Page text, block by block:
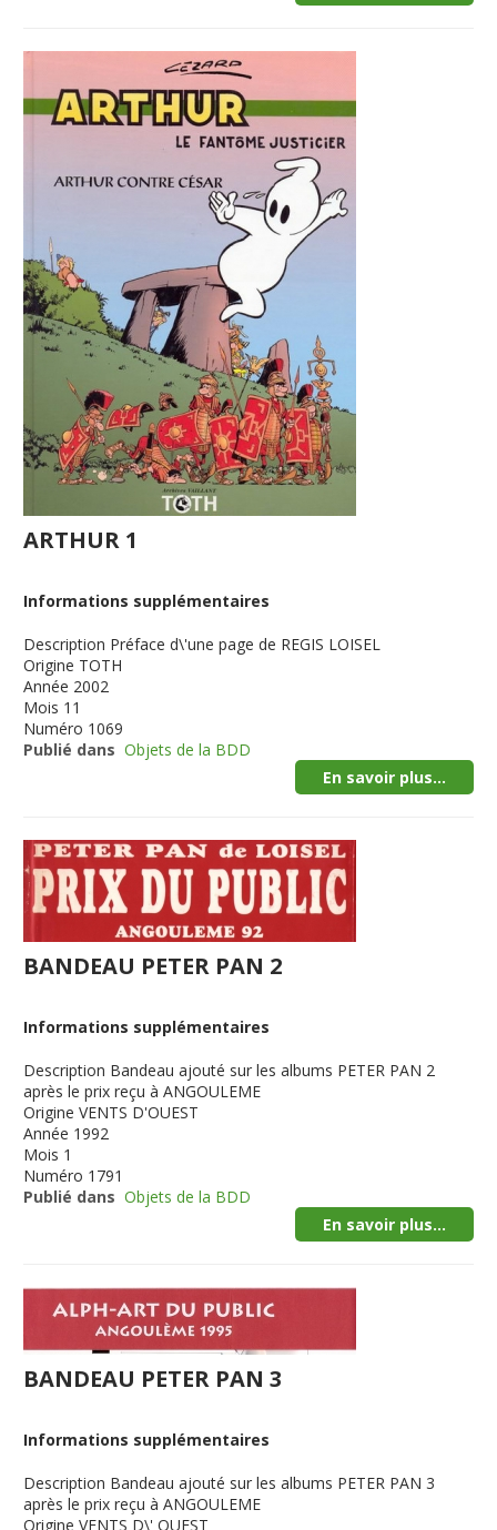
ARTHUR 1
Informations supplémentaires
Description Préface d\'une page de REGIS LOISEL
Origine TOTH
Année 2002
Mois 11
Numéro 1069
Publié dans Objets de la BDD
En savoir plus...
BANDEAU PETER PAN 2
Informations supplémentaires
Description Bandeau ajouté sur les albums PETER PAN 2
après le prix reçu à ANGOULEME
Origine VENTS D'OUEST
Année 1992
Mois 1
Numéro 1791
Publié dans Objets de la BDD
En savoir plus...
BANDEAU PETER PAN 3
Informations supplémentaires
Description Bandeau ajouté sur les albums PETER PAN 3
après le prix reçu à ANGOULEME
Origine VENTS D\' OUEST